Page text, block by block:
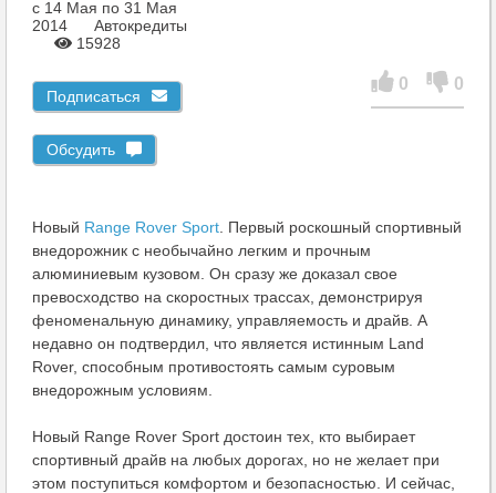
c 14 Мая по 31 Мая
2014
Автокредиты
15928
Подписаться
Обсудить
0 0
Новый Range Rover Sport . Первый роскошный спортивный
внедорожник с необычайно легким и прочным
алюминиевым кузовом. Он сразу же доказал свое
превосходство на скоростных трассах, демонстрируя
феноменальную динамику, управляемость и драйв. А
недавно он подтвердил, что является истинным Land
Rover, способным противостоять самым суровым
внедорожным условиям.
Новый Range Rover Sport достоин тех, кто выбирает
спортивный драйв на любых дорогах, но не желает при
этом поступиться комфортом и безопасностью. И сейчас,